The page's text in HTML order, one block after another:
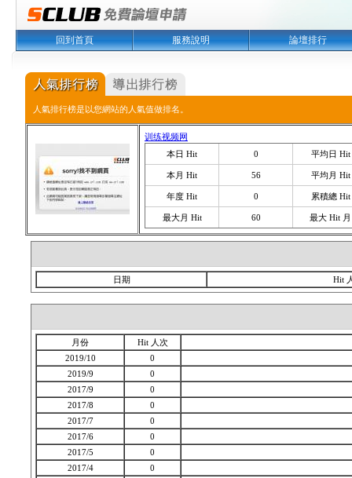
回到首頁 服務說明 論壇排行
人氣排行榜是以您網站的人氣值做排名。
训练视频网
本日 Hit
0 平均日 Hit
本月 Hit 56 平均月 Hit
年度 Hit 0 累積總 Hit
最大月 Hit 60 最大 Hit 月
日期 Hit
月份
Hit 人次
2019/10
0
2019/9
0
2017/9
0
2017/8
0
2017/7
0
2017/6
0
2017/5
0
2017/4
0